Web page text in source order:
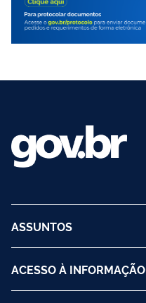
ASSUNTOS
ACESSO À INFORMAÇÃO